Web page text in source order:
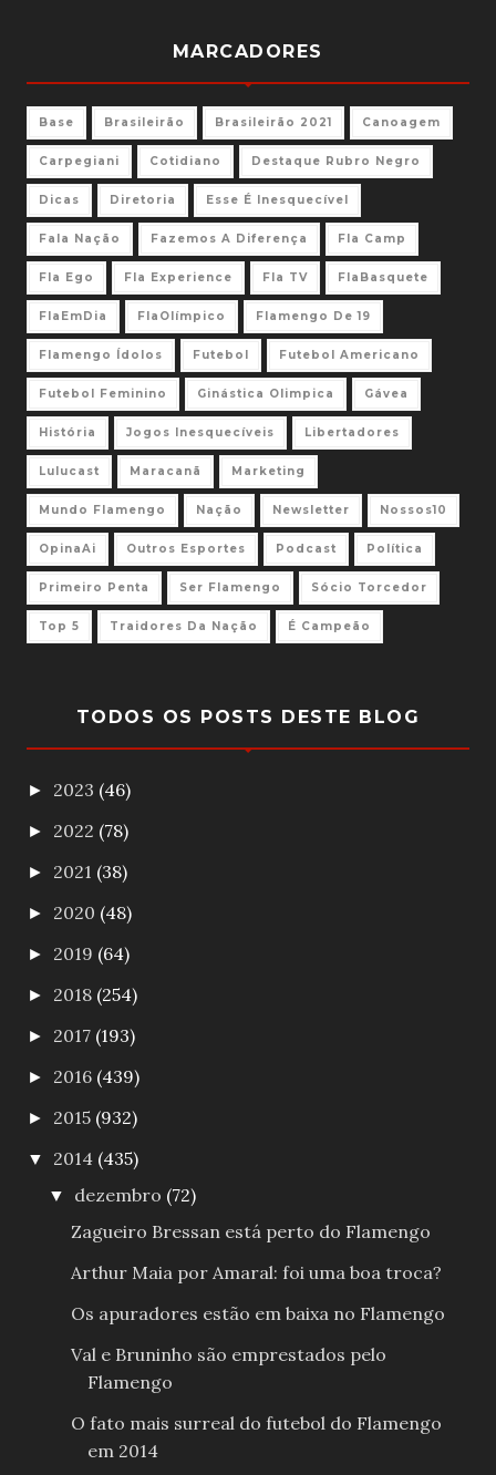
MARCADORES
Base Brasileirão Brasileirão 2021 Canoagem
Carpegiani Cotidiano Destaque Rubro Negro
Dicas Diretoria Esse É Inesquecível
Fala Nação Fazemos A Diferença Fla Camp
Fla Ego Fla Experience Fla TV FlaBasquete
FlaEmDia FlaOlímpico Flamengo De 19
Flamengo Ídolos Futebol Futebol Americano
Futebol Feminino Ginástica Olimpica Gávea
História Jogos Inesquecíveis Libertadores
Lulucast Maracanã Marketing
Mundo Flamengo Nação Newsletter Nossos10
OpinaAi Outros Esportes Podcast Política
Primeiro Penta Ser Flamengo Sócio Torcedor
Top 5 Traidores Da Nação É Campeão
TODOS OS POSTS DESTE BLOG
► 2023 (46)
► 2022 (78)
► 2021 (38)
► 2020 (48)
► 2019 (64)
► 2018 (254)
► 2017 (193)
► 2016 (439)
► 2015 (932)
▼ 2014 (435)
▼ dezembro (72)
Zagueiro Bressan está perto do Flamengo
Arthur Maia por Amaral: foi uma boa troca?
Os apuradores estão em baixa no Flamengo
Val e Bruninho são emprestados pelo
Flamengo
O fato mais surreal do futebol do Flamengo
em 2014